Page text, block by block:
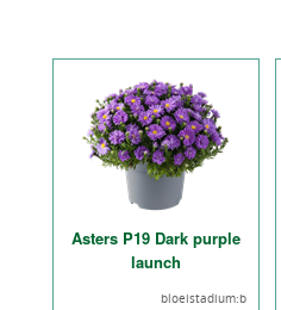
Asters P19 Dark purple
launch
bloeistadium:b